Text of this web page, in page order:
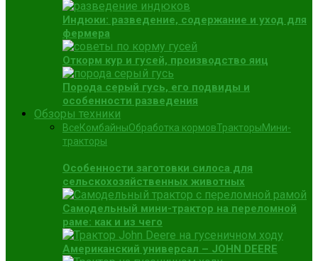
Индюки: разведение, содержание и уход для
фермера
Откорм кур и гусей, производство яиц
Порода серый гусь, его подвиды и
особенности разведения
Обзоры техники
ВсеКомбайныОбработка кормовТракторыМини-
тракторы
Особенности заготовки силоса для
сельскохозяйственных животных
Самодельный мини-трактор на переломной
раме: как и из чего
Американский универсал – JOHN DEERE